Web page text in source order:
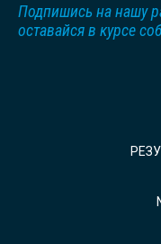
Подпишись на нашу
оставайся в курсе